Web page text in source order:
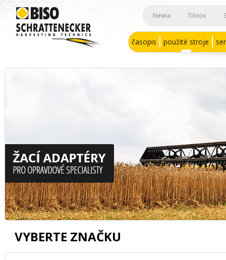
Newia Tišnov
časopis použité stroje
VYBERTE ZNAČKU